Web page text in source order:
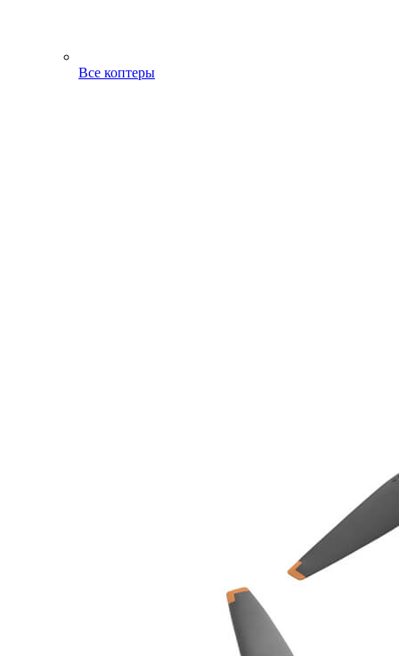
Все коптеры